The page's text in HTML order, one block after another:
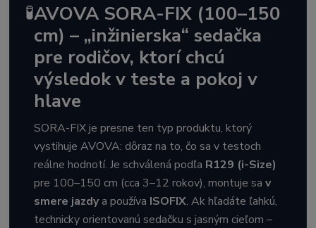
🧪AVOVA SORA-FIX (100–150
cm) – „inžinierska“ sedačka
pre rodičov, ktorí chcú
výsledok v teste a pokoj v
hlave
SORA-FIX je presne ten typ produktu, ktorý
vystihuje AVOVA: dôraz na to, čo sa v testoch
reálne hodnotí. Je schválená podľa R129 (i-Size)
pre 100–150 cm (cca 3–12 rokov), montuje sav
smere jazdya používa ISOFIX. Ak hľadáte ľahkú,
technicky orientovanú sedačku s jasným cieľom –